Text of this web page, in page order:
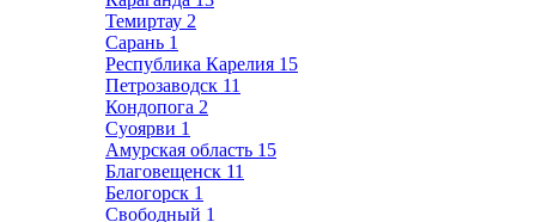
Темиртау 2
Сарань 1
Республика Карелия 15
Петрозаводск 11
Кондопога 2
Суоярви 1
Амурская область 15
Благовещенск 11
Белогорск 1
Свободный 1